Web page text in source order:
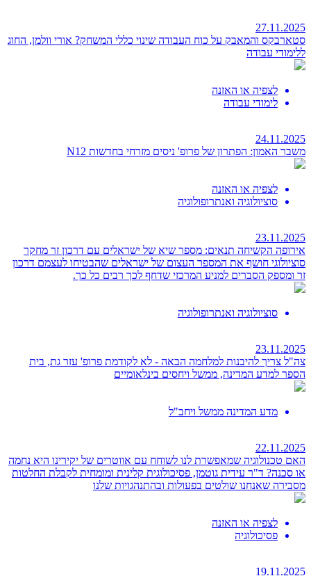
27.11.2025
סטארבקס והמאבק על כוח העבודה שינוי כללי המשחק? אורי וולמן, החוג
ללימודי עבודה
לצפיה או האזנה
לימודי עבודה
24.11.2025
משבר האמון: הפתרון של פרופ' ניסים מזרחי בחדשות N12
לצפיה או האזנה
סוציולוגיה ואנתרופולוגיה
23.11.2025
אירופה הקשיחה תנאים: מספר שיא של ישראלים עם דרכון זר מחקר
סוציולוגי חושף את המספר העצום של ישראלים שהבטיחו לעצמם דרכון
זר ומספק הסברים למניע המרכזי שדחף לכך רבים כל כך.
סוציולוגיה ואנתרופולוגיה
23.11.2025
צה"ל צריך להיבנות למלחמה הבאה - לא לקודמת פרופ' עזר גת, בית
הספר למדע המדינה, ממשל ויחסים בינלאומיים
מדע המדינה ממשל ויחב"ל
22.11.2025
האם טכנולוגיה שמאפשרת לנו לשוחח עם אווטרים של יקירינו היא נחמה
או סכנה? ד"ר עידית גוטמן, פסיכולוגית קלינית ומומחית לקבלת החלטות
מסבירה שאנחנו שולטים בפעולות ובהתנהגויות שלנו
לצפיה או האזנה
פסיכולוגיה
19.11.2025